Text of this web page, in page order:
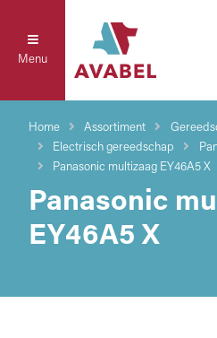
Menu
Home Assortiment
Electrisch gereedschap
Panasonic multizaag EY46A5 X
Panasonic
EY46A5 X